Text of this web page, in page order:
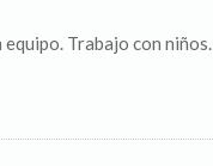
Trabajo con niños.